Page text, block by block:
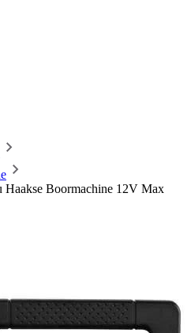
Boormachine 12V Max